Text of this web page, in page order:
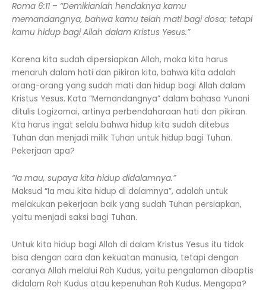
Roma 6:11 – “Demikianlah hendaknya kamu
memandangnya, bahwa kamu telah mati bagi dosa; tetapi
kamu hidup bagi Allah dalam Kristus Yesus.”
Karena kita sudah dipersiapkan Allah, maka kita harus
menaruh dalam hati dan pikiran kita, bahwa kita adalah
orang-orang yang sudah mati dan hidup bagi Allah dalam
Kristus Yesus. Kata “Memandangnya” dalam bahasa Yunani
ditulis Logizomai, artinya perbendaharaan hati dan pikiran.
Kta harus ingat selalu bahwa hidup kita sudah ditebus
Tuhan dan menjadi milik Tuhan untuk hidup bagi Tuhan.
Pekerjaan apa?
“Ia mau, supaya kita hidup didalamnya.”
Maksud “Ia mau kita hidup di dalamnya”, adalah untuk
melakukan pekerjaan baik yang sudah Tuhan persiapkan,
yaitu menjadi saksi bagi Tuhan.
Untuk kita hidup bagi Allah di dalam Kristus Yesus itu tidak
bisa dengan cara dan kekuatan manusia, tetapi dengan
caranya Allah melalui Roh Kudus, yaitu pengalaman dibaptis
didalam Roh Kudus atau kepenuhan Roh Kudus. Mengapa?